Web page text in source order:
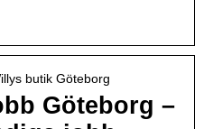
butik Göteborg
Göteborg –